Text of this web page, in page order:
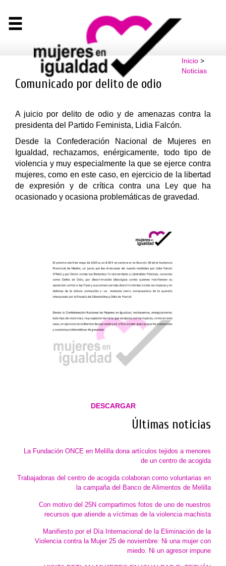
Inicio>
Noticias
Comunicado por delito de odio
A juicio por delito de odio y de amenazas contra la
presidenta del Partido Feminista, Lidia Falcón.
Desde la Confederación Nacional de Mujeres en
Igualdad, rechazamos, enérgicamente, todo tipo de
violencia y muy especialmente la que se ejerce contra
mujeres, como en este caso, en ejercicio de la libertad
de expresión y de crítica contra una Ley que ha
ocasionado y ocasiona problemáticas de gravedad.
DESCARGAR
Últimas noticias
La Fundación ONCE en Melilla dona artículos tejidos a menores
de un centro de acogida
Trabajadoras del centro de acogida colaboran como voluntarias en
la campaña del Banco de Alimentos de Melilla
Con motivo del 25N compartimos fotos de uno de nuestros
recursos que atiende a víctimas de la violencia machista
Manifiesto por el Día Internacional de la Eliminación de la
Violencia contra la Mujer 25 de noviembre: Ni una mujer con
miedo. Ni un agresor impune